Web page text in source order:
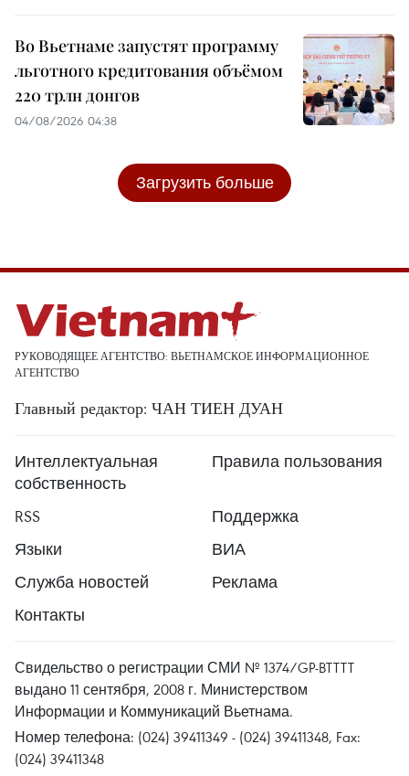
Во Вьетнаме запустят программу
льготного кредитования объёмом
220 трлн донгов
04/08/2026 04:38
Загрузить больше
РУКОВОДЯЩЕЕ АГЕНТСТВО: ВЬЕТНАМСКОЕ ИНФОРМАЦИОННОЕ
АГЕНТСТВО
Главный редактор: ЧАН ТИЕН ДУАН
Интеллектуальная
собственность
Правила пользования
RSS
Поддержка
Языки
ВИА
Служба новостей
Реклама
Контакты
Свидельство о регистрации СМИ № 1374/GP-BTTTT
выдано 11 сентября, 2008 г. Министерством
Информации и Коммуникаций Вьетнама.
Номер телефона: (024) 39411349 - (024) 39411348, Fax:
(024) 39411348